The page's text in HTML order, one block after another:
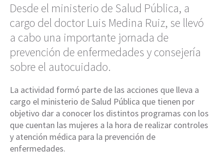
Desde el ministerio de Salud Pública, a
cargo del doctor Luis Medina Ruiz, se llevó
a cabo una importante jornada de
prevención de enfermedades y consejería
sobre el autocuidado.
La actividad formó parte de las acciones que lleva a
cargo el ministerio de Salud Pública que tienen por
objetivo dar a conocer los distintos programas con los
que cuentan las mujeres a la hora de realizar controles
y atención médica para la prevención de
enfermedades.